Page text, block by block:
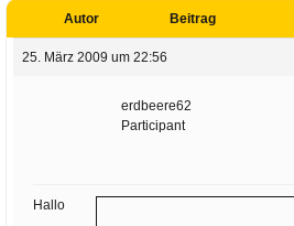
Autor Beitrag
25. März 2009 um 22:56
erdbeere62
Participant
Hallo
Tipps zu Thema
bereithält!
GMail, Thunderbird
oder auch
Ihre E-Mail